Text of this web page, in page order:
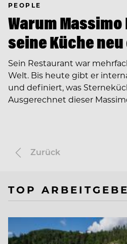
PEOPLE
Warum
seine Küche
Sein Restaurant war
Welt. Bis heute gibt er
und definiert, was
Ausgerechnet dieser
Zurück
TOP